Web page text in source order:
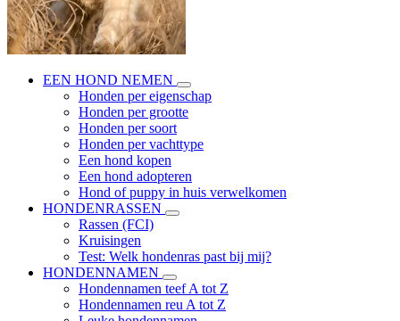
EEN HOND NEMEN
Honden per eigenschap
Honden per grootte
Honden per soort
Honden per vachttype
Een hond kopen
Een hond adopteren
Hond of puppy in huis verwelkomen
HONDENRASSEN
Rassen (FCI)
Kruisingen
Test: Welk hondenras past bij mij?
HONDENNAMEN
Hondennamen teef A tot Z
Hondennamen reu A tot Z